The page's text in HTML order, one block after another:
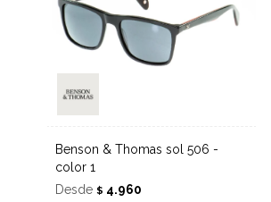
Benson & Thomas sol 506 -
color 1
Desde $ 4.960